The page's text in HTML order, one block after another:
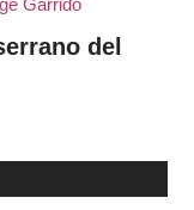
del